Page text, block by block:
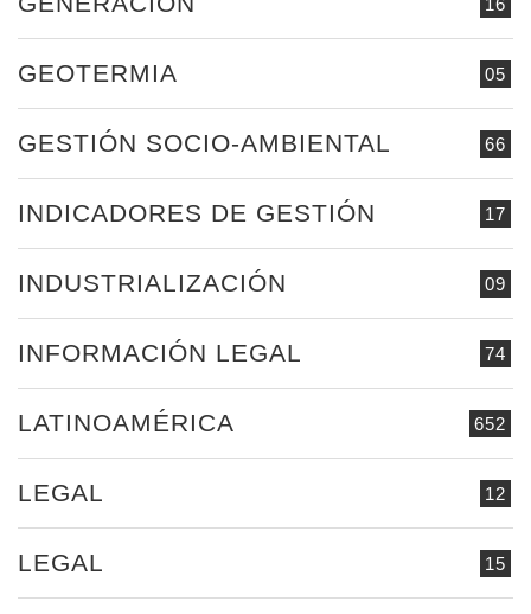
16
05
GEOTERMIA
66
GESTIÓN SOCIO-AMBIENTAL
17
INDICADORES DE GESTIÓN
09
INDUSTRIALIZACIÓN
74
INFORMACIÓN LEGAL
652
LATINOAMÉRICA
12
LEGAL
15
LEGAL